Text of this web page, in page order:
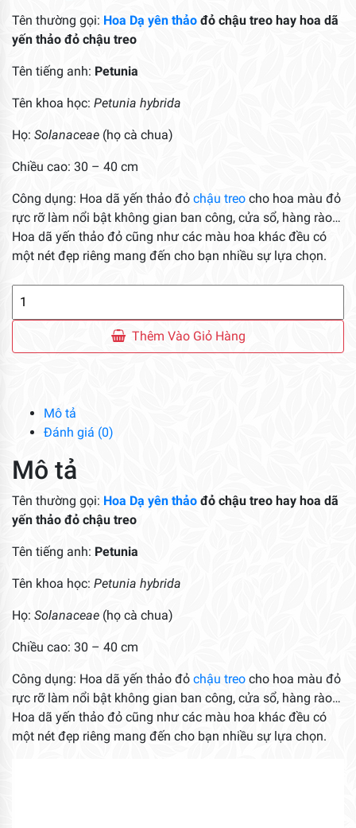
Tên thường gọi: Hoa Dạ yên thảo đỏ chậu treo hay hoa dã
yến thảo đỏ chậu treo
Tên tiếng anh: Petunia
Tên khoa học: Petunia hybrida
Họ: Solanaceae (họ cà chua)
Chiều cao: 30 – 40 cm
Công dụng: Hoa dã yến thảo đỏ chậu treo cho hoa màu đỏ
rực rỡ làm nổi bật không gian ban công, cửa sổ, hàng rào…
Hoa dã yến thảo đỏ cũng như các màu hoa khác đều có
một nét đẹp riêng mang đến cho bạn nhiều sự lựa chọn.
Thảo
Thêm Vào Giỏ Hàng
Mô tả
Đánh giá (0)
Mô tả
Tên thường gọi: Hoa Dạ yên thảo đỏ chậu treo hay hoa dã
yến thảo đỏ chậu treo
Tên tiếng anh: Petunia
Tên khoa học: Petunia hybrida
Họ: Solanaceae (họ cà chua)
Chiều cao: 30 – 40 cm
Công dụng: Hoa dã yến thảo đỏ chậu treo cho hoa màu đỏ
rực rỡ làm nổi bật không gian ban công, cửa sổ, hàng rào…
Hoa dã yến thảo đỏ cũng như các màu hoa khác đều có
một nét đẹp riêng mang đến cho bạn nhiều sự lựa chọn.